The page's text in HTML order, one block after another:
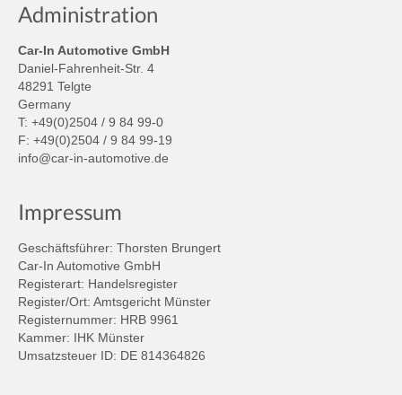
Administration
Car-In Automotive GmbH
Daniel-Fahrenheit-Str. 4
48291 Telgte
Germany
T: +49(0)2504 / 9 84 99-0
F: +49(0)2504 / 9 84 99-19
info@car-in-automotive.de
Impressum
Geschäftsführer: Thorsten Brungert
Car-In Automotive GmbH
Registerart: Handelsregister
Register/Ort: Amtsgericht Münster
Registernummer: HRB 9961
Kammer: IHK Münster
Umsatzsteuer ID: DE 814364826